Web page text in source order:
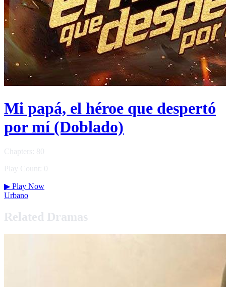
Mi papá, el héroe que despertó
por mí (Doblado)
Chapters: 80
Play Count: 0
▶ Play Now
Urbano
Related Dramas